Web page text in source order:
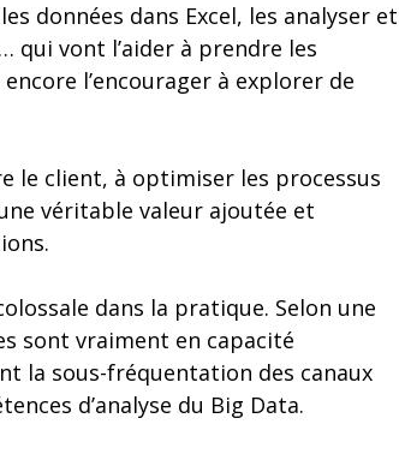
données dans Excel, les analyser et
qui vont l’aider à prendre les
l’encourager à explorer de
le client, à optimiser les processus
véritable valeur ajoutée et
dans la pratique. Selon une
sont vraiment en capacité
la sous-fréquentation des canaux
d’analyse du Big Data.